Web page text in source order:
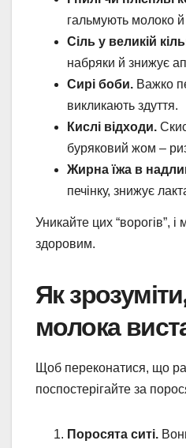
гальмують молоко
Сіль у великій
набряки й знижує
Сирі боби. Важко
викликають здуття.
Кислі відходи.
буряковий жом –
Жирна їжа в
печінку, знижує
Уникайте цих “ворогів”,
здоровим.
Як
молока
Щоб переконатися, що
поспостерігайте за
Поросята ситі.